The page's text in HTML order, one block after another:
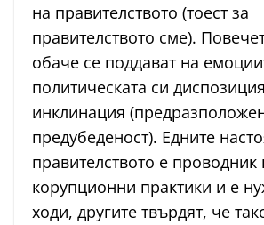
на правителството (тоест за
правителството сме).
обаче се поддават на
политическата си
инклинация
предубеденост). Едните
правителството е проводник
корупционни практики и е
ходи, другите твърдят, че